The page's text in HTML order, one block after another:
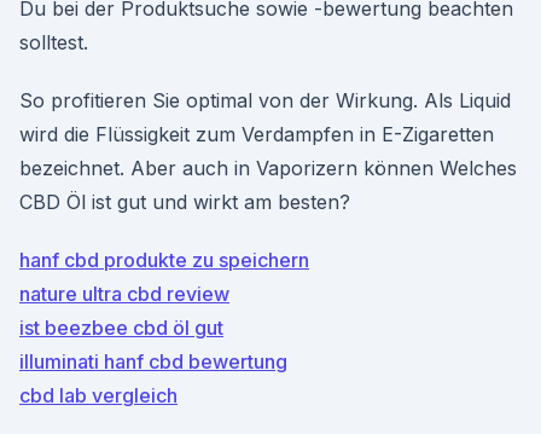
Du bei der Produktsuche sowie -bewertung beachten
solltest.
So profitieren Sie optimal von der Wirkung. Als Liquid
wird die Flüssigkeit zum Verdampfen in E-Zigaretten
bezeichnet. Aber auch in Vaporizern können Welches
CBD Öl ist gut und wirkt am besten?
hanf cbd produkte zu speichern
nature ultra cbd review
ist beezbee cbd öl gut
illuminati hanf cbd bewertung
cbd lab vergleich